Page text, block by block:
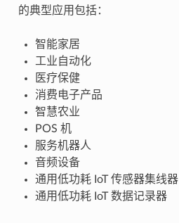
的典型应用包括：
智能家居
工业自动化
医疗保健
消费电子产品
智慧农业
POS 机
服务机器人
音频设备
通用低功耗 IoT 传感器集线器
通用低功耗 IoT 数据记录器